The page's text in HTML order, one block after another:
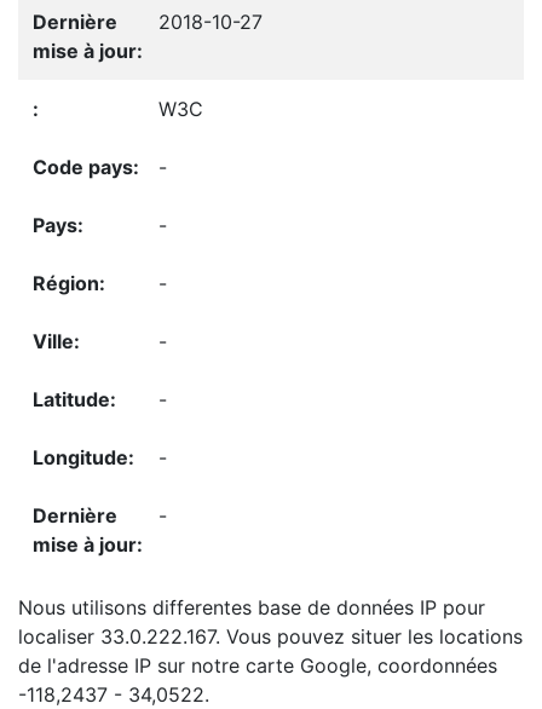
2018-10-27
W3C
-
-
-
-
-
-
-
Nous utilisons differentes base de données IP pour
localiser 33.0.222.167. Vous pouvez situer les locations
de l'adresse IP sur notre carte Google, coordonnées
-118,2437 - 34,0522.